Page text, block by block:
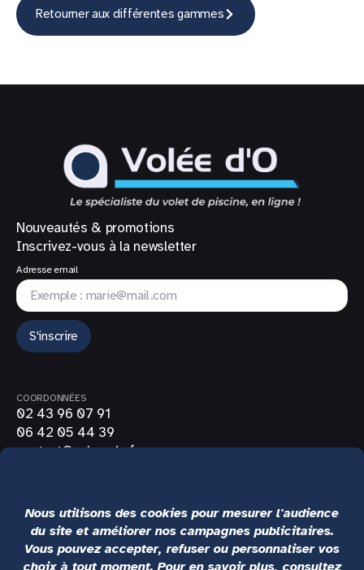
Retourner aux différentes gammes
Nouveautés & promotions
Inscrivez-vous à la newsletter
Adresse email
S'inscrire
COORDONNÉES
02 43 96 07 91
06 42 05 44 39
contact@volee-do.fr
LIENS UTILES
CGV
Mentions légales